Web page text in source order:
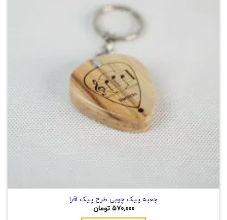
جعبه پیک چوبی طرح پیک افرا
۵۷۰,۰۰۰ تومان